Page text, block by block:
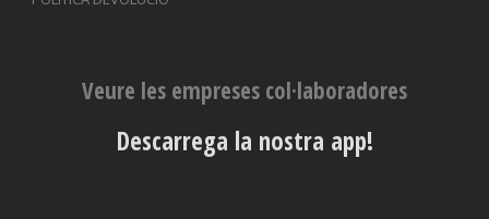
Veure les empreses col·laboradores
Descarrega la nostra app!